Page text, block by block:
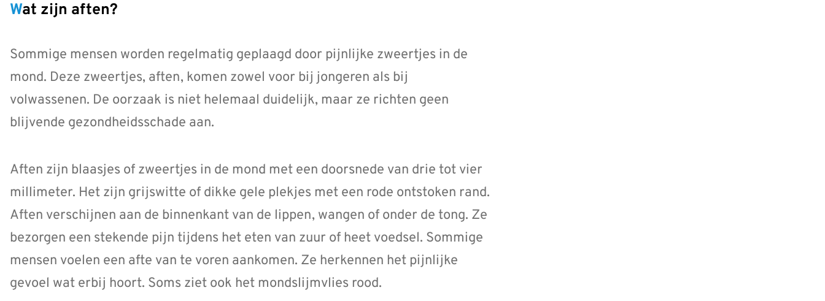
Wat zijn aften?
Sommige mensen worden regelmatig geplaagd door pijnlijke zweertjes in de
mond. Deze zweertjes, aften, komen zowel voor bij jongeren als bij
volwassenen. De oorzaak is niet helemaal duidelijk, maar ze richten geen
blijvende gezondheidsschade aan.
Aften zijn blaasjes of zweertjes in de mond met een doorsnede van drie tot vier
millimeter. Het zijn grijswitte of dikke gele plekjes met een rode ontstoken rand.
Aften verschijnen aan de binnenkant van de lippen, wangen of onder de tong. Ze
bezorgen een stekende pijn tijdens het eten van zuur of heet voedsel. Sommige
mensen voelen een afte van te voren aankomen. Ze herkennen het pijnlijke
gevoel wat erbij hoort. Soms ziet ook het mondslijmvlies rood.